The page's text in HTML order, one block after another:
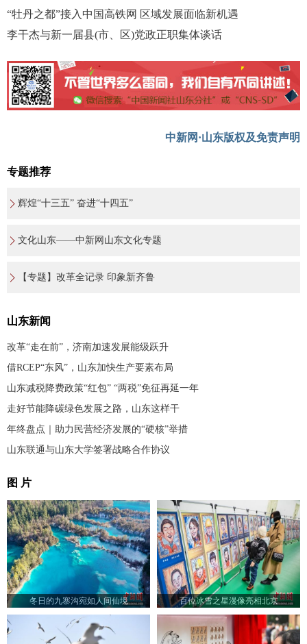
“牡丹之都”接入中国高铁网 区域发展面临新机遇
李干杰与新一届县(市、区)党政正职集体谈话
中新网·山东版权及免责声明
专题推荐
辉煌“十三五” 奋进“十四五”
文化山东——中新网山东文化专题
【专题】改革全记录 印象新齐鲁
山东新闻
改革“走在前”，济南加速发展能级跃升
借RCEP“东风”，山东加快生产要素布局
山东减税降费政策“红包” “两税”免征再延一年
走好节能降碳绿色发展之路，山东这样干
年终盘点｜助力民营经济发展的“硬核”举措
山东联通与山东大学签署战略合作协议
图 片
冬日的九寨沟宛如人间仙境 百位冰雪之星漫像亮相北京